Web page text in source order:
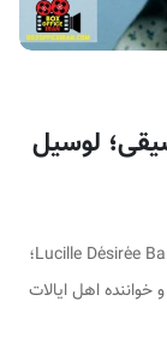
موسیقی؛ لوسیل
Lucille Désirée؛
آوریل ۱۹۸۹) هنرپیشه و خواننده اهل ایالات